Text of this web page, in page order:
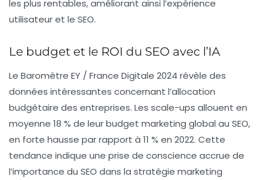
les plus rentables, améliorant ainsi l’expérience
utilisateur et le SEO.
Le budget et le ROI du SEO avec l’IA
Le Baromètre EY / France Digitale 2024 révèle des
données intéressantes concernant l’allocation
budgétaire des entreprises. Les scale-ups allouent en
moyenne 18 % de leur budget marketing global au SEO,
en forte hausse par rapport à 11 % en 2022. Cette
tendance indique une prise de conscience accrue de
l’importance du SEO dans la stratégie marketing